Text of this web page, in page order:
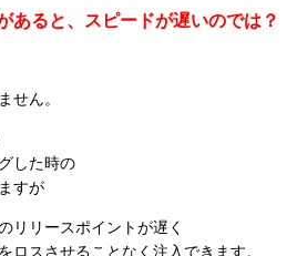
あると、スピードが遅いのでは？
せん。
した時の
すが
リリースポイントが遅く
ロスさせることなく注入できます。